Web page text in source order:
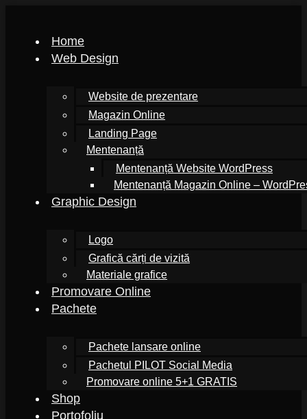
Home
Web Design
Website de prezentare
Magazin Online
Landing Page
Mentenanță
Mentenanță Website WordPress
Mentenanță Magazin Online –
Graphic Design
Logo
Grafică cărți de vizită
Materiale grafice
Promovare Online
Pachete
Pachete lansare online
Pachetul PILOT Social Media
Promovare online 5+1 GRATIS
Shop
Portofoliu